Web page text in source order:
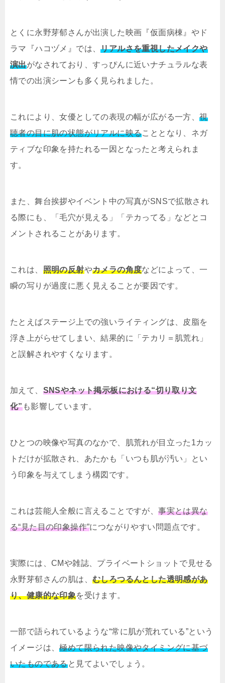
とくに永野芽郁さんが出演した映画『仮面病棟』やド
ラマ『ハコヅメ』では、リアルさを重視したメイクや
演出がなされており、すっぴんに近いナチュラルな表
情での出演シーンも多く見られました。
これにより、女優としての表現の幅が広がる一方、視
聴者の目に肌の状態がリアルに映ることとなり、ネガ
ティブな印象を持たれる一因となったと考えられま
す。
また、舞台挨拶やイベント中の写真がSNSで拡散され
る際にも、「毛穴が見える」「テカってる」などとコ
メントされることがあります。
これは、 照明の反射やカメラの角度などによって、一
瞬の写りが過度に悪く見えることが要因です。
たとえばステージ上での強いライティングは、皮脂を
浮き上がらせてしまい、結果的に「テカリ＝肌荒れ」
と誤解されやすくなります。
加えて、 SNSやネット掲示板における“切り取り文
化”も影響しています。
ひとつの映像や写真のなかで、肌荒れが目立った1カッ
トだけが拡散され、あたかも「いつも肌が汚い」とい
う印象を与えてしまう構図です。
これは芸能人全般に言えることですが、事実とは異な
る“見た目の印象操作”につながりやすい問題点です。
実際には、CMや雑誌、プライベートショットで見せる
永野芽郁さんの肌は、 むしろつるんとした透明感があ
り、健康的な印象を受けます。
一部で語られているような“常に肌が荒れている”という
イメージは、極めて限られた映像やタイミングに基づ
いたものであると見てよいでしょう。